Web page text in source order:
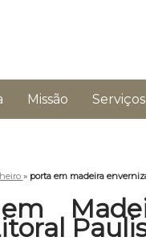
Missão Serviços
» porta em madeira